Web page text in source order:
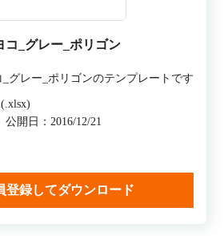
コ_グレー_ポリゴン
グレー_ポリゴンのテンプレートです
公開日：2016/12/21
登録してダウンロード